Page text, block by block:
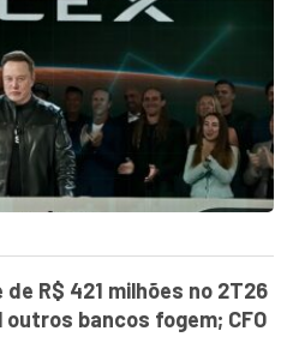
R$ 421 milhões no 2T26
bancos fogem; CFO